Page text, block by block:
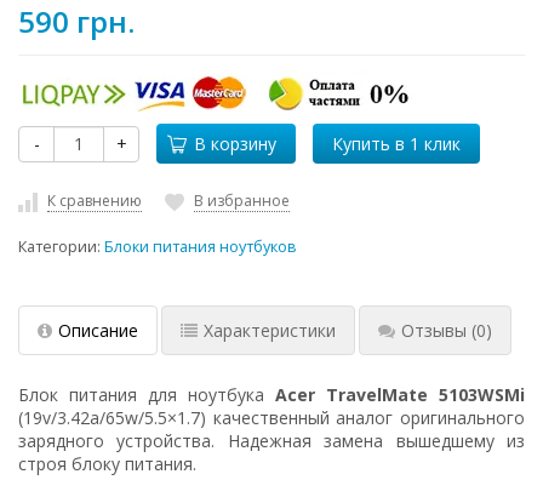
590 грн.
- + В корзину
К сравнению В избранное
Категории: Блоки питания ноутбуков
Описание Характеристики Отзывы (0)
Блок питания для ноутбука Acer TravelMate 5103WSMi
(19v/3.42a/65w/5.5×1.7) качественный аналог оригинального
зарядного устройства. Надежная замена вышедшему из
строя блоку питания.